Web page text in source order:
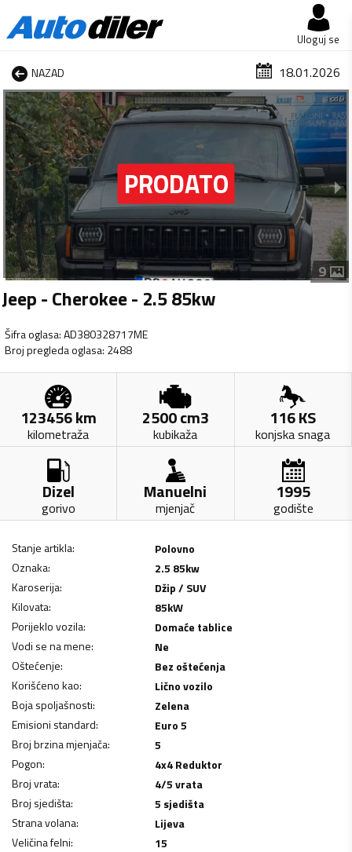
Uloguj se
NAZAD 18.01.2026
1 od 9
9
Jeep - Cherokee - 2.5 85kw
Šifra oglasa:AD380328717ME
Broj pregleda oglasa: 2488
123456km
kilometraža
2500cm3
kubikaža
116KS
konjska snaga
Dizel
gorivo
Manuelni
mjenjač
1995
godište
Stanje artikla:
Polovno
Oznaka:
2.5 85kw
Karoserija:
Džip / SUV
Kilovata: 85kW
Porijeklo vozila:
Domaće tablice
Vodi se na mene:
Ne
Oštećenje:
Bez oštećenja
Korišćeno kao:
Lično vozilo
Boja spoljašnosti:
Zelena
Emisioni standard:
Euro 5
Broj brzina mjenjača:
5
Pogon:
4x4 Reduktor
Broj vrata:
4/5 vrata
Broj sjedišta:
5 sjedišta
Strana volana:
Lijeva
Veličina felni:
15